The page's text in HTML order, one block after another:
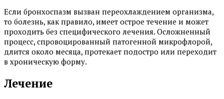
Если бронхоспазм вызван переохлаждением организма,
то болезнь, как правило, имеет острое течение и может
проходить без специфического лечения. Осложненный
процесс, спровоцированный патогенной микрофлорой,
длится около месяца, протекает подостро или переходит
в хроническую форму.
Лечение